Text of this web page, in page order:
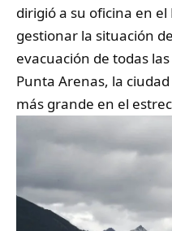
dirigió a su oficina en
gestionar la situación
evacuación de todas
Punta Arenas, la
más grande en el